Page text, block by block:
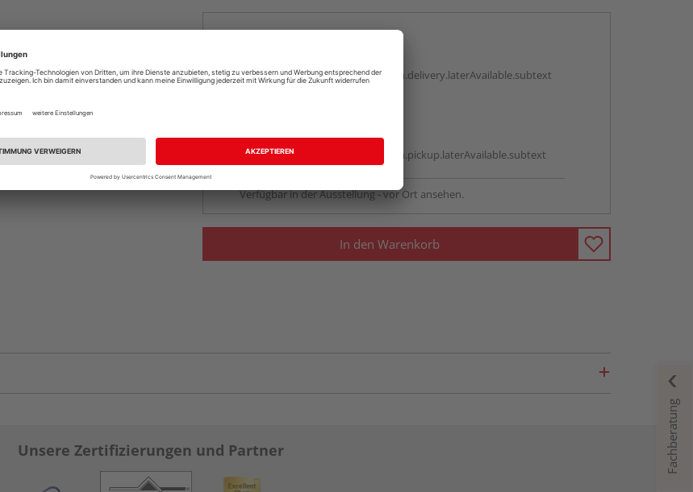
vue.ads.priceMerchantBox.option.delivery.laterAvailable.subtext
Auf Vorbestellung:
vue.ads.priceMerchantBox.option.pickup.laterAvailable.subtext
Verfügbar in der Ausstellung - vor Ort ansehen.
In den Warenkorb
Fachberatung
Unsere Zertifizierungen und Partner